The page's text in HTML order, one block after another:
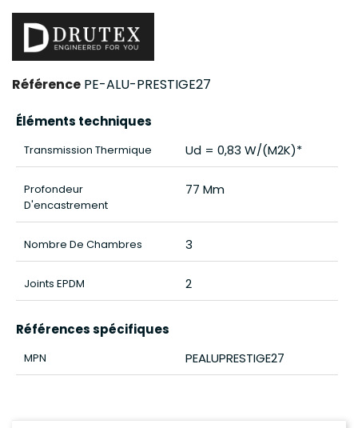
Référence PE-ALU-PRESTIGE27
Éléments techniques
Transmission Thermique Ud = 0,83 W/(m2K)*
Profondeur
D'encastrement
77 Mm
Nombre De Chambres 3
Joints EPDM 2
Références spécifiques
MPN PEALUPRESTIGE27